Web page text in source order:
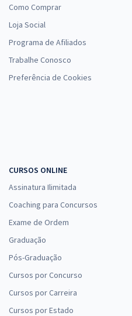
Como Comprar
Loja Social
Programa de Afiliados
Trabalhe Conosco
Preferência de Cookies
CURSOS ONLINE
Assinatura Ilimitada
Coaching para Concursos
Exame de Ordem
Graduação
Pós-Graduação
Cursos por Concurso
Cursos por Carreira
Cursos por Estado